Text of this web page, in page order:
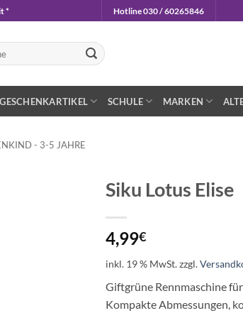
* Hotline 030 / 60265846
GESCHENKARTIKEL SCHULE MARKEN
- 3-5 JAHRE
Siku Lotus Elise
4,99€
inkl. 19 % MwSt.zzgl.
Giftgrüne Rennmaschine
Kompakte Abmessungen,